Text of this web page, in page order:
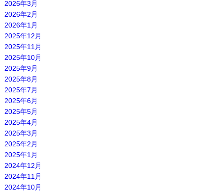
2026年3月
2026年2月
2026年1月
2025年12月
2025年11月
2025年10月
2025年9月
2025年8月
2025年7月
2025年6月
2025年5月
2025年4月
2025年3月
2025年2月
2025年1月
2024年12月
2024年11月
2024年10月